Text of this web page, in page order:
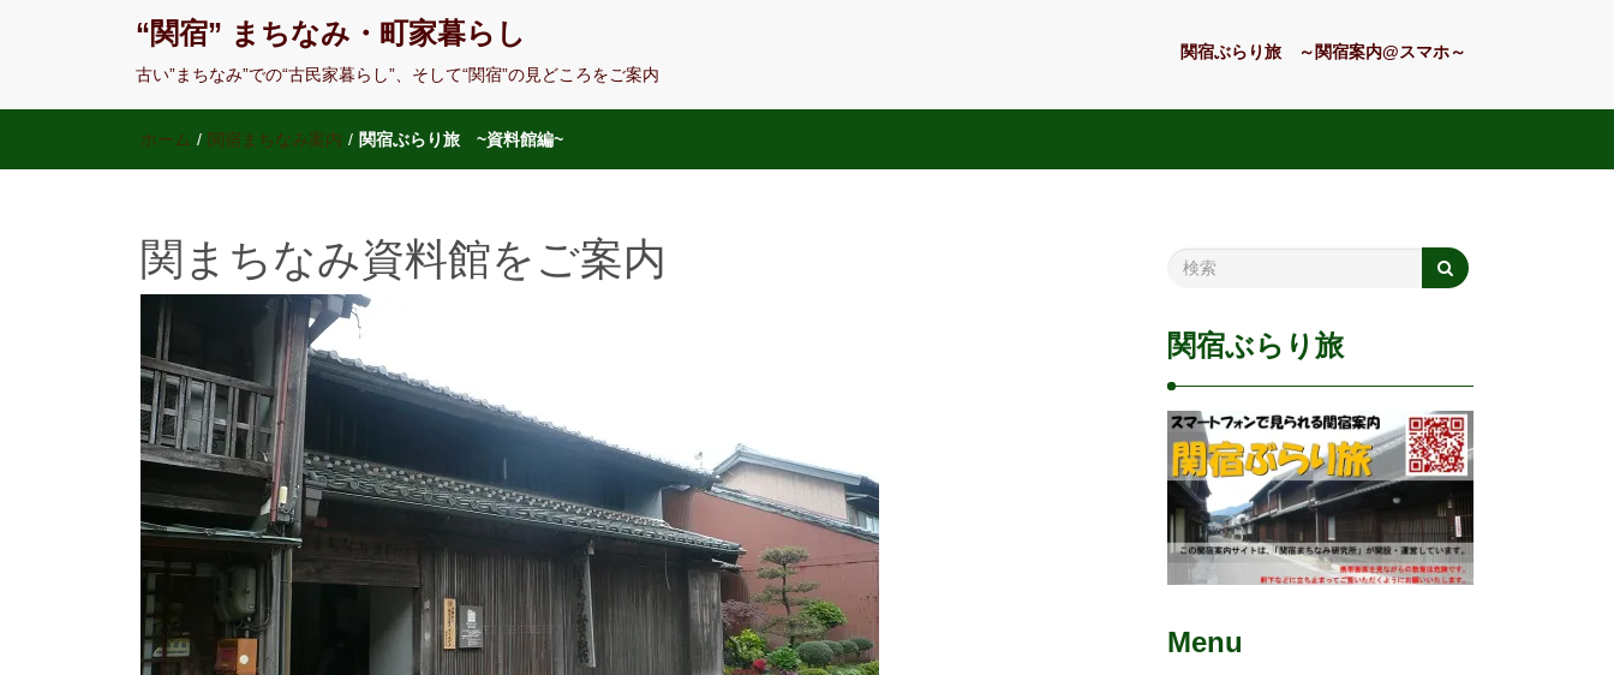
“関宿” まちなみ・町家暮らし
古い”まちなみ”での“古民家暮らし”、そして“関宿”の見どころをご案内
関宿ぶらり旅 ～関宿案内@スマホ～
ホーム / 関宿まちなみ案内 / 関宿ぶらり旅 ~資料館編~
関まちなみ資料館をご案内
関宿ぶらり旅
Menu